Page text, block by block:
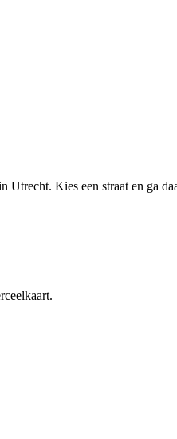
Kies een straat en ga